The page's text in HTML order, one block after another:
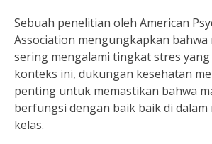
Sebuah penelitian oleh American
Association mengungkapkan bahwa
sering mengalami tingkat stres
konteks ini, dukungan kesehatan
penting untuk memastikan bahwa
berfungsi dengan baik baik di
kelas.